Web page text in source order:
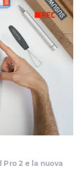
2 e la nuova